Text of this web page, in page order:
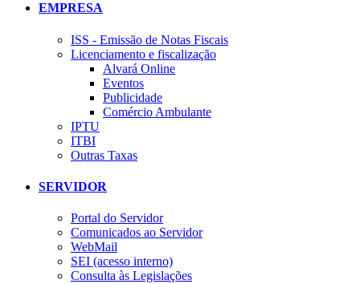
EMPRESA
ISS - Emissão de Notas Fiscais
Licenciamento e fiscalização
Alvará Online
Eventos
Publicidade
Comércio Ambulante
IPTU
ITBI
Outras Taxas
SERVIDOR
Portal do Servidor
Comunicados ao Servidor
WebMail
SEI (acesso interno)
Consulta às Legislações